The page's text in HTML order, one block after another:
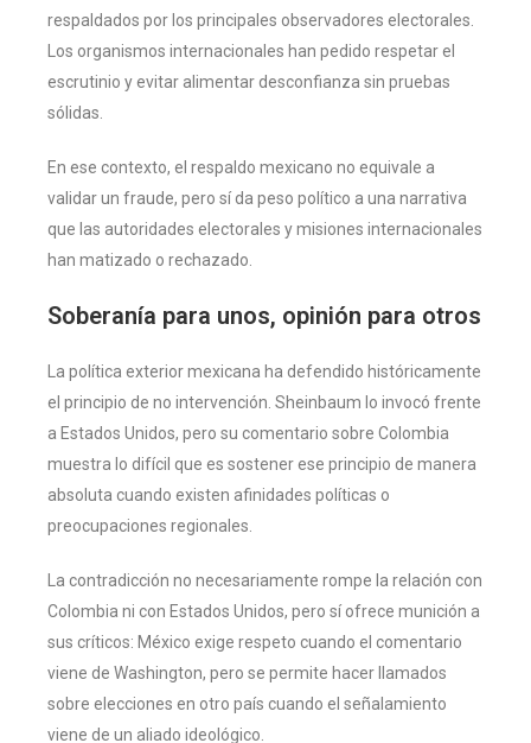
respaldados por los principales observadores electorales.
Los organismos internacionales han pedido respetar el
escrutinio y evitar alimentar desconfianza sin pruebas
sólidas.
En ese contexto, el respaldo mexicano no equivale a
validar un fraude, pero sí da peso político a una narrativa
que las autoridades electorales y misiones internacionales
han matizado o rechazado.
Soberanía para unos, opinión para otros
La política exterior mexicana ha defendido históricamente
el principio de no intervención. Sheinbaum lo invocó frente
a Estados Unidos, pero su comentario sobre Colombia
muestra lo difícil que es sostener ese principio de manera
absoluta cuando existen afinidades políticas o
preocupaciones regionales.
La contradicción no necesariamente rompe la relación con
Colombia ni con Estados Unidos, pero sí ofrece munición a
sus críticos: México exige respeto cuando el comentario
viene de Washington, pero se permite hacer llamados
sobre elecciones en otro país cuando el señalamiento
viene de un aliado ideológico.